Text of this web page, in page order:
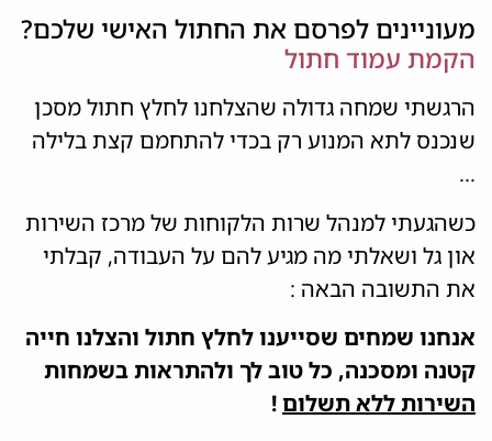
מעוניינים לפרסם את החתול האישי שלכם?
הקמת עמוד חתול
הרגשתי שמחה גדולה שהצלחנו לחלץ חתול מסכן
שנכנס לתא המנוע רק בכדי להתחמם קצת בלילה
…
כשהגעתי למנהל שרות הלקוחות של מרכז השירות
און גל ושאלתי מה מגיע להם על העבודה, קבלתי
את התשובה הבאה :
אנחנו שמחים שסייענו לחלץ חתול והצלנו חייה
קטנה ומסכנה, כל טוב לך ולהתראות בשמחות
השירות ללא תשלום !